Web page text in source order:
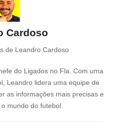
Cardoso
de Leandro Cardoso
do Ligados no Fla. Com uma
Leandro lidera uma equipe de
as informações mais precisas e
mundo do futebol.